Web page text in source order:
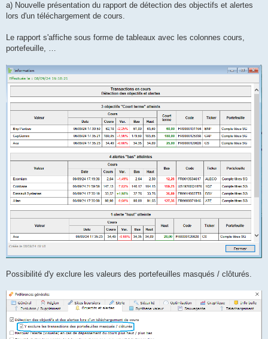
a) Nouvelle présentation du rapport de détection des objectifs et alertes
lors d'un téléchargement de cours.
Le rapport s'affiche sous forme de tableaux avec les colonnes cours,
portefeuille, …
Possibilité d'y exclure les valeurs des portefeuilles masqués / clôturés.